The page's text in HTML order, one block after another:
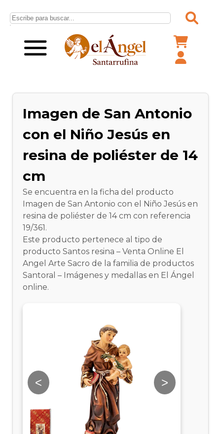
Imagen de San Antonio
con el Niño Jesús en
resina de poliéster de 14
cm
Se encuentra en la ficha del producto
Imagen de San Antonio con el Niño Jesús en
resina de poliéster de 14 cm con referencia
19/361.
Este producto pertenece al tipo de
producto Santos resina – Venta Online El
Angel Arte Sacro de la familia de productos
Santoral – Imágenes y medallas en El Ángel
online.
< >